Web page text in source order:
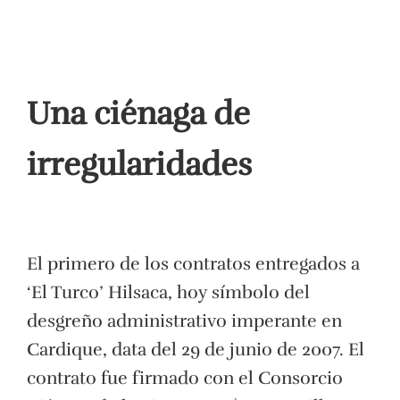
Una ciénaga de
irregularidades
El primero de los contratos entregados a
‘El Turco’ Hilsaca, hoy símbolo del
desgreño administrativo imperante en
Cardique, data del 29 de junio de 2007. El
contrato fue firmado con el Consorcio